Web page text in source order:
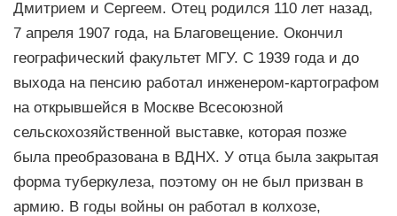
Дмитрием и Сергеем. Отец родился 110 лет назад,
7 апреля 1907 года, на Благовещение. Окончил
географический факультет МГУ. С 1939 года и до
выхода на пенсию работал инженером-картографом
на открывшейся в Москве Всесоюзной
сельскохозяйственной выставке, которая позже
была преобразована в ВДНХ. У отца была закрытая
форма туберкулеза, поэтому он не был призван в
армию. В годы войны он работал в колхозе,